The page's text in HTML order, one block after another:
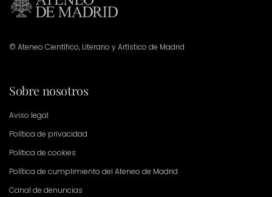
© Ateneo Científico, Literario y Artístico de Madrid
Sobre nosotros
Aviso legal
Política de privacidad
Política de cookies
Política de cumplimiento del Ateneo de Madrid
Canal de denuncias